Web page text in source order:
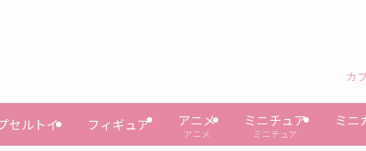
カ
セルトイ フィギュア アニメ
アニメ
ミニチュア
ミニチュア
ミニ